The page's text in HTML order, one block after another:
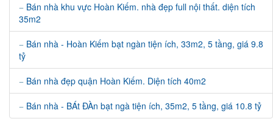
Bán nhà khu vực Hoàn Kiếm. nhà đẹp full nội thất. diện tích
35m2
Bán nhà - Hoàn Kiếm bạt ngàn tiện ích, 33m2, 5 tầng, giá 9.8
tỷ
Bán nhà đẹp quận Hoàn Kiếm. Diện tích 40m2
Bán nhà - BÁt ĐÀn bạt ngà tiện ích, 35m2, 5 tầng, giá 10.8 tỷ